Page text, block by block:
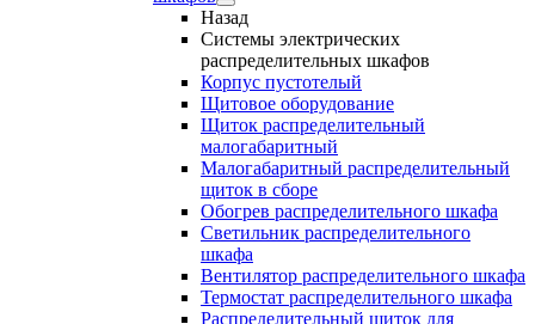
Назад
Системы электрических
распределительных шкафов
Корпус пустотелый
Щитовое оборудование
Щиток распределительный
малогабаритный
Малогабаритный распределительный
щиток в сборе
Обогрев распределительного шкафа
Светильник распределительного
шкафа
Вентилятор распределительного шкафа
Термостат распределительного шкафа
Распределительный щиток для